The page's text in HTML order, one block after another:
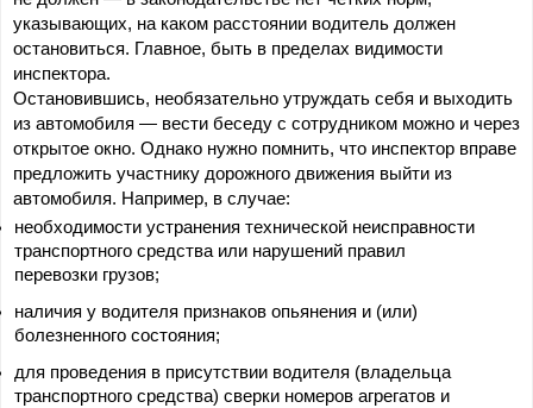
указывающих, на каком расстоянии водитель должен
остановиться. Главное, быть в пределах видимости
инспектора.
Остановившись, необязательно утруждать себя и выходить
из автомобиля — вести беседу с сотрудником можно и через
открытое окно. Однако нужно помнить, что инспектор вправе
предложить участнику дорожного движения выйти из
автомобиля. Например, в случае:
необходимости устранения технической неисправности
транспортного средства или нарушений правил
перевозки грузов;
наличия у водителя признаков опьянения и (или)
болезненного состояния;
для проведения в присутствии водителя (владельца
транспортного средства) сверки номеров агрегатов и